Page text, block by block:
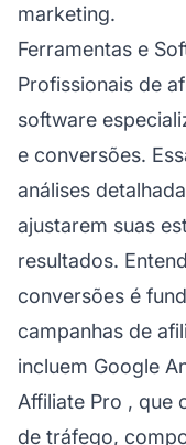
marketing.
Ferramentas e
Profissionais de
software
e conversões.
análises
ajustarem suas
resultados.
conversões é
campanhas de
incluem Google
Affiliate Pro , que
de tráfego,